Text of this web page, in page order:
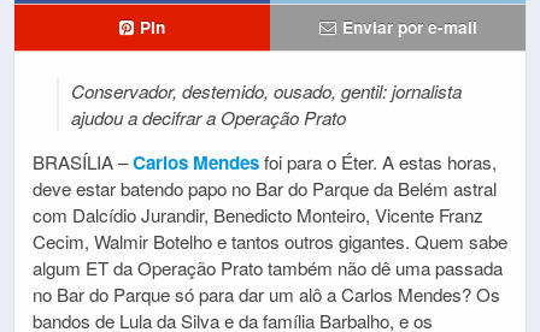
Pin
Enviar por e-mail
Conservador, destemido, ousado, gentil: jornalista
ajudou a decifrar a Operação Prato
BRASÍLIA –Carlos Mendesfoi para o Éter. A estas horas,
deve estar batendo papo no Bar do Parque da Belém astral
com Dalcídio Jurandir, Benedicto Monteiro, Vicente Franz
Cecim, Walmir Botelho e tantos outros gigantes. Quem sabe
algum ET da Operação Prato também não dê uma passada
no Bar do Parque só para dar um alô a Carlos Mendes? Os
bandos de Lula da Silva e da família Barbalho, e os